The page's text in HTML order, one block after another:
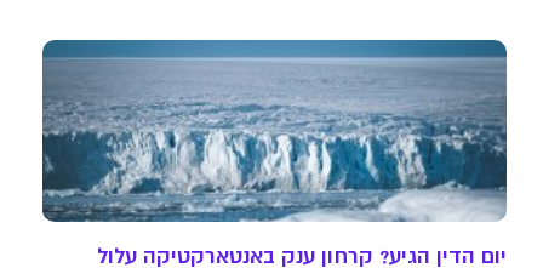
יום הדין הגיע? קרחון ענק באנטארקטיקה עלול